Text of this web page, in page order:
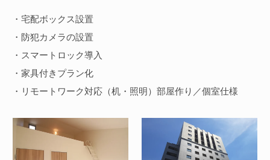
・宅配ボックス設置
・防犯カメラの設置
・スマートロック導入
・家具付きプラン化
・リモートワーク対応（机・照明）部屋作り／個室仕様